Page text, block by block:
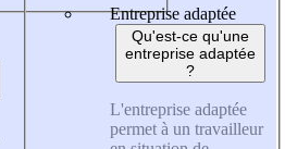
Entreprise adaptée
Qu'est-ce qu'une
entreprise adaptée
?
L'entreprise adaptée
permet à un travailleur